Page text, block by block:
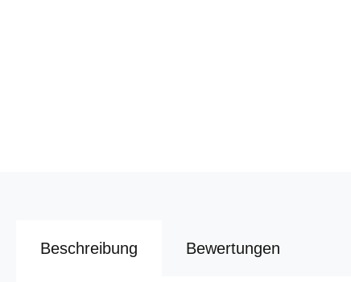
Beschreibung Bewertungen